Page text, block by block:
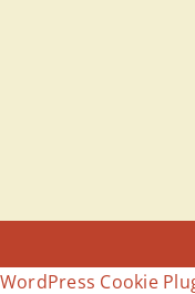
WordPress Cookie